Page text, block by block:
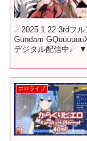
☄2025.1.22 3rdフ
Gundam
デジタル配信
ホロライブ